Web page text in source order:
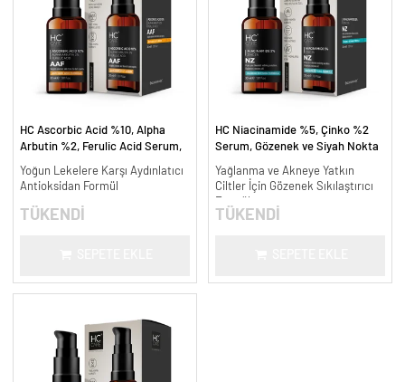
HC Ascorbic Acid %10, Alpha
Arbutin %2, Ferulic Acid Serum,
ml.
Yoğun Lekelere Karşı Aydınlatıcı
Antioksidan Formül
TÜKENDİ
HC Niacinamide %5, Çinko %2
Serum, Gözenek ve Siyah Nokta
30 ml.
Yağlanma ve Akneye Yatkın
Ciltler İçin Gözenek Sıkılaştırıcı
TÜKENDİ